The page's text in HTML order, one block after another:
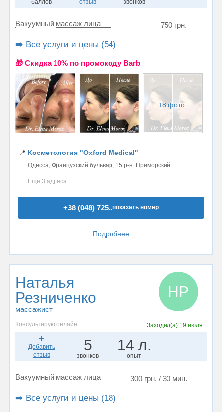
баллов отзыв звонков
Вакуумный массаж лица 750 грн.
➡️ Все услуги и цены (54)
🎁 Cкидка 10% по промокоду Barb
18 фото
📍 Косметология "Oxford Medical"
Одесса, Французский бульвар, 15 р-н. Приморский
Ещё 3 адреса
+38 (048) 725..показать номер
Подробнее
Наталья
Резниченко
массажист
НР
Консультирую онлайн Заходил(а) 19 июля
Добавить
отзыв
5
звонков
14 л.
опыт
Вакуумный массаж лица 300 грн. / 30 мин.
➡️ Все услуги и цены (18)